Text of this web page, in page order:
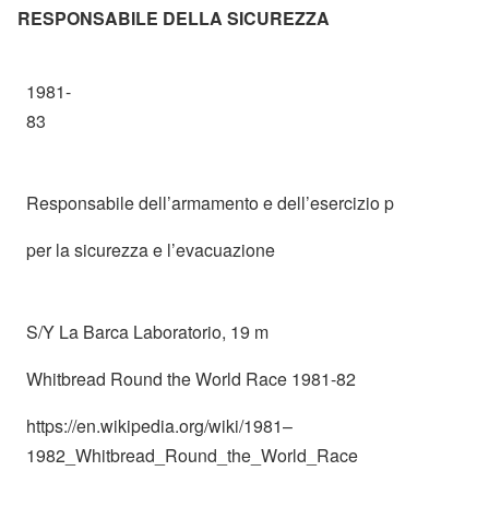
RESPONSABILE DELLA SICUREZZA
1981-
83
Responsabile dell’armamento e dell’esercizio p
per la sicurezza e l’evacuazione
S/Y La Barca Laboratorio, 19 m
Whitbread Round the World Race 1981-82
https://en.wikipedia.org/wiki/1981–
1982_Whitbread_Round_the_World_Race